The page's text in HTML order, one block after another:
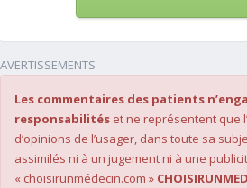
AVERTISSEMENTS
Les commentaires des patients
responsabilités et ne représentent que
d’opinions de l’usager, dans toute sa
assimilés ni à un jugement ni à une
« choisirunmédecin.com »